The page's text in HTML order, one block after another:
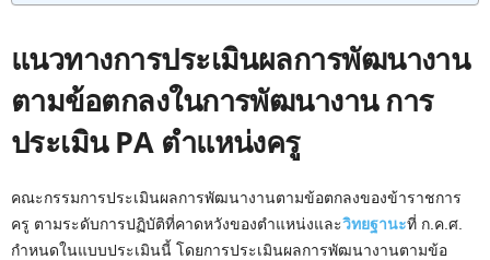
แนวทางการประเมินผลการพัฒนางาน
ตามข้อตกลงในการพัฒนางาน การ
ประเมิน PA ตำแหน่งครู
คณะกรรมการประเมินผลการพัฒนางานตามข้อตกลงของข้าราชการ
ครู ตามระดับการปฏิบัติที่คาดหวังของตำแหน่งและวิทยฐานะที่ ก.ค.ศ.
กำหนดในแบบประเมินนี้ โดยการประเมินผลการพัฒนางานตามข้อ